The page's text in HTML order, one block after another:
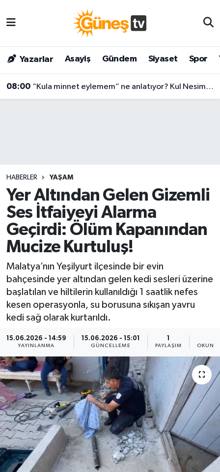
Yazarlar Asayiş Gündem Siyaset Spor
08:00 “Kula minnet eylemem” ne anlatıyor? Kul Nesimi’nin yüzyılları aşan mesajı
HABERLER YAŞAM
Yer Altından Gelen Gizemli
Ses İtfaiyeyi Alarma
Geçirdi: Ölüm Kapanından
Mucize Kurtuluş!
Malatya’nın Yeşilyurt ilçesinde bir evin
bahçesinde yer altından gelen kedi sesleri üzerine
başlatılan ve hiltilerin kullanıldığı 1 saatlik nefes
kesen operasyonla, su borusuna sıkışan yavru
kedi sağ olarak kurtarıldı.
15.06.2026 - 14:59
YAYINLANMA
15.06.2026 - 15:01
GÜNCELLEME PAYLAŞIM
Bilim & Teknoloji
Dünya
Magazin
Siyaset
Spor
Yaşam
Malatya Nöbetçi Eczaneler
Malatya Hava Durumu
Malatya Namaz Vakitleri
Son Dakika Haberleri
Haber Arşivi